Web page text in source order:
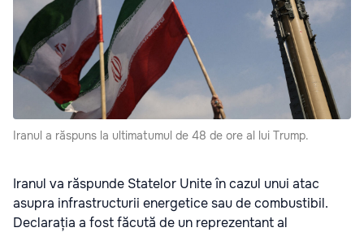
Iranul a răspuns la ultimatumul de 48 de ore al lui Trump.
Iranul va răspunde Statelor Unite în cazul unui atac
asupra infrastructurii energetice sau de combustibil.
Declarația a fost făcută de un reprezentant al